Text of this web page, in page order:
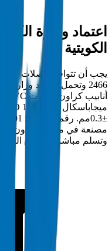
اعتماد وزارة
الكويتية
2466 وتحمل اعتماد وزارة
وتسلم مباشرة لمواقع